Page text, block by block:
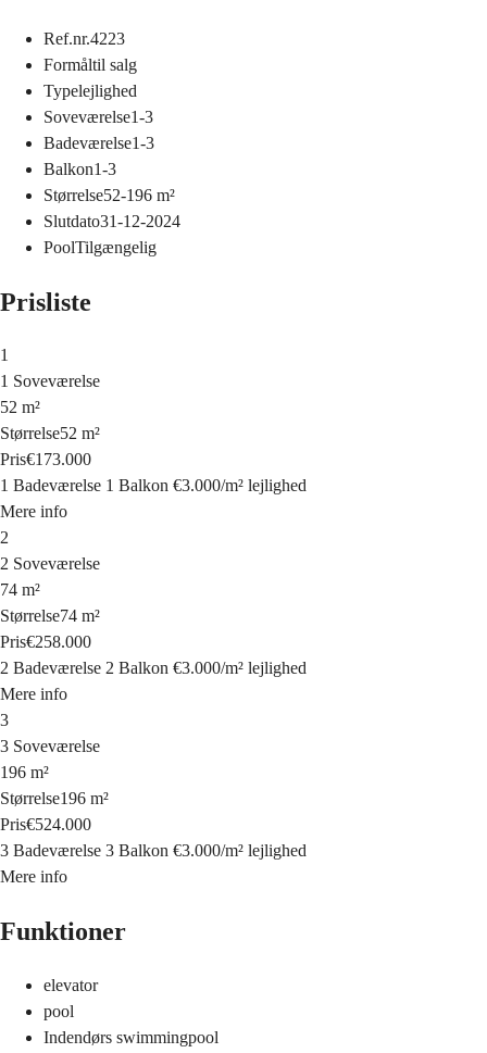
Ref.nr.4223
Formåltil salg
Typelejlighed
Soveværelse1-3
Badeværelse1-3
Balkon1-3
Størrelse52-196 m²
Slutdato31-12-2024
PoolTilgængelig
Prisliste
1
1 Soveværelse
52 m²
Størrelse52 m²
Pris€173.000
1 Badeværelse 1 Balkon €3.000/m² lejlighed
Mere info
2
2 Soveværelse
74 m²
Størrelse74 m²
Pris€258.000
2 Badeværelse 2 Balkon €3.000/m² lejlighed
Mere info
3
3 Soveværelse
196 m²
Størrelse196 m²
Pris€524.000
3 Badeværelse 3 Balkon €3.000/m² lejlighed
Mere info
Funktioner
elevator
pool
Indendørs swimmingpool